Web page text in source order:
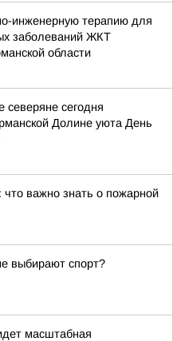
инженерную терапию для
заболеваний ЖКТ
области
сегодня
Долине уюта День
что важно знать о пожарной
выбирают спорт?
масштабная